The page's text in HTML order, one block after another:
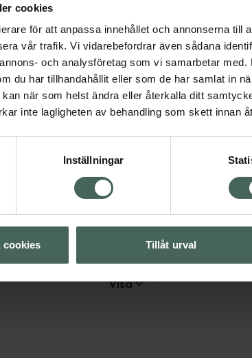
cookies
för att anpassa innehållet och annonserna till
vår trafik. Vi vidarebefordrar även sådana
och analysföretag som vi samarbetar
du har tillhandahållit eller som de har samlat in
när som helst ändra eller återkalla ditt
inte lagligheten av behandling som skett innan
Inställningar
cookies Tillåt urval
OneBlade-teknik
Visa